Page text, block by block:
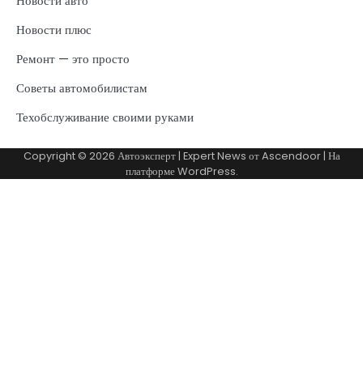
Новости плюс
Ремонт — это просто
Советы автомобилистам
Техобслуживание своими руками
Copyright © 2026 Автоэксперт| Expert News отAscendoor| На
платформеWordPress.